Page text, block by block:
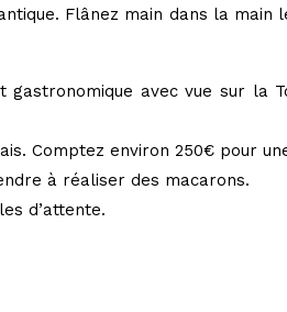
Flânez main dans la
avec vue sur la
Comptez environ 250€ pour
à réaliser des macarons.
d’attente.